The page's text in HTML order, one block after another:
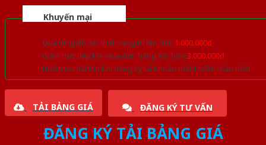
Khuyến mại
Quà tặng đồ nội thất trang trí lên đến 1.000.000đ
Giảm trực tiếp khi mua đơn hàng lớn hơn 3.000.000đ
Nhiều ưu đãi lớn khi đăng ký tài khoản thành viên thân thiết
TẢI BẢNG GIÁ ĐĂNG KÝ TƯ VẤN
ĐĂNG KÝ TẢI BẢNG GIÁ